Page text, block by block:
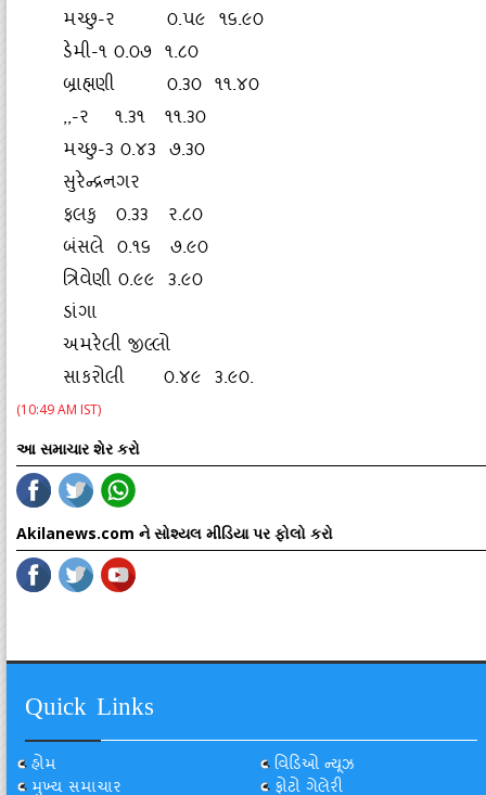
મચ્‍છુ-ર ૦.પ૯ ૧૬.૯૦
ડેમી-૧ ૦.૦૭ ૧.૮૦
બ્રાહ્મણી ૦.૩૦ ૧૧.૪૦
,,-ર ૧.૩૧ ૧૧.૩૦
મચ્‍છુ-૩ ૦.૪૩ ૭.૩૦
સુરેન્‍દ્રનગર
ફલકુ ૦.૩૩ ર.૮૦
બંસલે ૦.૧૬ ૭.૯૦
ત્રિવેણી ૦.૯૯ ૩.૯૦
ડાંગા
અમરેલી જીલ્લો
સાકરોલી ૦.૪૯ ૩.૯૦.
(10:49 AM IST)
આ સમાચાર શેર કરો
Akilanews.com ને સોશ્યલ મીડિયા પર ફોલો કરો
Quick Links
હોમ
મુખ્ય સમાચાર
વિડિઓ ન્યૂઝ
ફોટો ગેલેરી